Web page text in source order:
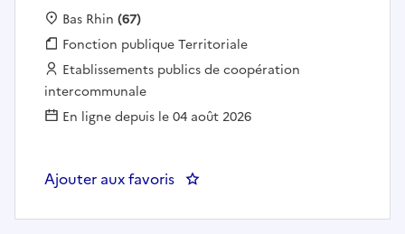
Localisation :
Bas Rhin (67)
Fonction publique :
Fonction publique Territoriale
Employeur :
Etablissements publics de coopération
intercommunale
En ligne depuis le 04 août 2026
Ajouter aux favoris : SURVEILLANT -